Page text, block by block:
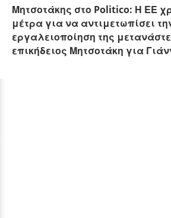
Μητσοτάκης στο Politico: Η ΕΕ
μέτρα για να αντιμετωπίσει
εργαλειοποίηση της
επικήδειος Μητσοτάκη για